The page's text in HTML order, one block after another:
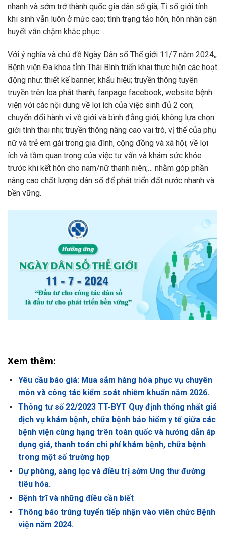
nhanh và sớm trở thành quốc gia dân số già; Tỉ số giới tính
khi sinh vẫn luôn ở mức cao; tình trạng tảo hôn, hôn nhân cận
huyết vẫn chậm khắc phục…
Với ý nghĩa và chủ đề Ngày Dân số Thế giới 11/7 năm 2024,,
Bệnh viện Đa khoa tỉnh Thái Bình triển khai thực hiện các hoạt
động như: thiết kế banner, khẩu hiệu; truyền thông tuyên
truyền trên loa phát thanh, fanpage facebook, website bệnh
viện với các nội dung về lợi ích của việc sinh đủ 2 con;
chuyển đổi hành vi về giới và bình đẳng giới, không lựa chọn
giới tính thai nhi; truyền thông nâng cao vai trò, vị thế của phụ
nữ và trẻ em gái trong gia đình, cộng đồng và xã hội; về lợi
ích và tầm quan trọng của việc tư vấn và khám sức khỏe
trước khi kết hôn cho nam/nữ thanh niên;… nhằm góp phần
nâng cao chất lượng dân số để phát triển đất nước nhanh và
bền vững.
Xem thêm:
Yêu cầu báo giá: Mua sắm hàng hóa phục vụ chuyên
môn và công tác kiểm soát nhiễm khuẩn năm 2026.
Thông tư số 22/2023 TT-BYT Quy định thống nhất giá
dịch vụ khám bệnh, chữa bệnh bảo hiểm y tế giữa các
bệnh viện cùng hạng trên toàn quốc và hướng dẫn áp
dụng giá, thanh toán chi phí khám bệnh, chữa bệnh
trong một số trường hợp
Dự phòng, sàng lọc và điều trị sớm Ung thư đường
tiêu hóa.
Bệnh trĩ và những điều cần biết
Thông báo trúng tuyển tiếp nhận vào viên chức Bệnh
viện năm 2024.